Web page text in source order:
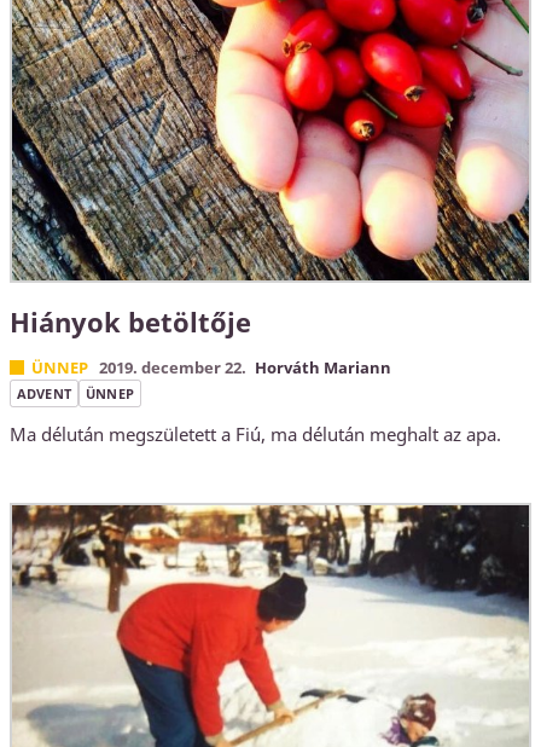
Hiányok betöltője
ÜNNEP 2019. december 22. Horváth Mariann
ADVENT ÜNNEP
Ma délután megszületett a Fiú, ma délután meghalt az apa.